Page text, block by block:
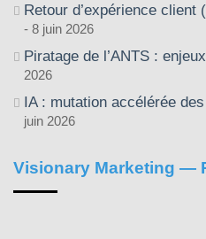
Retour d’expérience
8 juin 2026
Piratage de l’ANTS :
2026
IA : mutation accélérée
juin 2026
Visionary Marketing —